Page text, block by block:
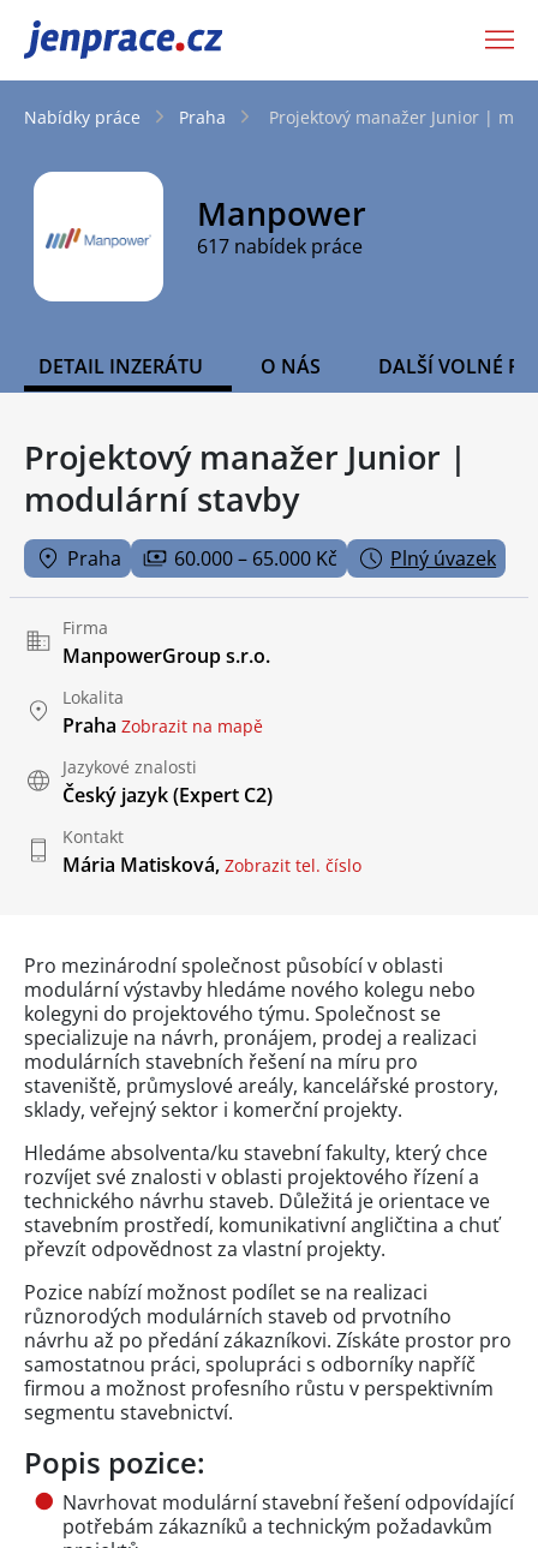
JenPráce.cz
Nabídky práce Praha Projektový manažer Junior |
Manpower
617 nabídek práce
DETAIL INZERÁTU O NÁS DALŠÍ VOLNÉ
Projektový manažer Junior |
modulární stavby
Praha 60.000 – 65.000 Kč Plný úvazek
Firma
ManpowerGroup s.r.o.
Lokalita
Praha Zobrazit na mapě
Jazykové znalosti
Český jazyk(Expert C2)
Kontakt
Mária Matisková, Zobrazit tel. číslo
Pro mezinárodní společnost působící v oblasti
modulární výstavby hledáme nového kolegu nebo
kolegyni do projektového týmu. Společnost se
specializuje na návrh, pronájem, prodej a realizaci
modulárních stavebních řešení na míru pro
staveniště, průmyslové areály, kancelářské prostory,
sklady, veřejný sektor i komerční projekty.
Hledáme absolventa/ku stavební fakulty, který chce
rozvíjet své znalosti v oblasti projektového řízení a
technického návrhu staveb. Důležitá je orientace ve
stavebním prostředí, komunikativní angličtina a chuť
převzít odpovědnost za vlastní projekty.
Pozice nabízí možnost podílet se na realizaci
různorodých modulárních staveb od prvotního
návrhu až po předání zákazníkovi. Získáte prostor pro
samostatnou práci, spolupráci s odborníky napříč
firmou a možnost profesního růstu v perspektivním
segmentu stavebnictví.
Popis pozice:
Navrhovat modulární stavební řešení odpovídající
potřebám zákazníků a technickým požadavkům